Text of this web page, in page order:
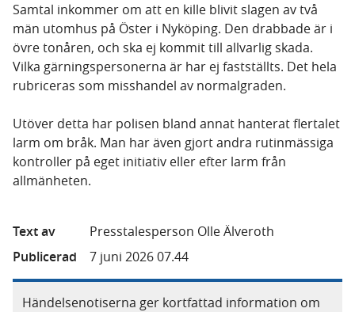
Samtal inkommer om att en kille blivit slagen av två
män utomhus på Öster i Nyköping. Den drabbade är i
övre tonåren, och ska ej kommit till allvarlig skada.
Vilka gärningspersonerna är har ej fastställts. Det hela
rubriceras som misshandel av normalgraden.
Utöver detta har polisen bland annat hanterat flertalet
larm om bråk. Man har även gjort andra rutinmässiga
kontroller på eget initiativ eller efter larm från
allmänheten.
Text av
Presstalesperson Olle Älveroth
Publicerad
7 juni 2026 07.44
Händelsenotiserna ger kortfattad information om